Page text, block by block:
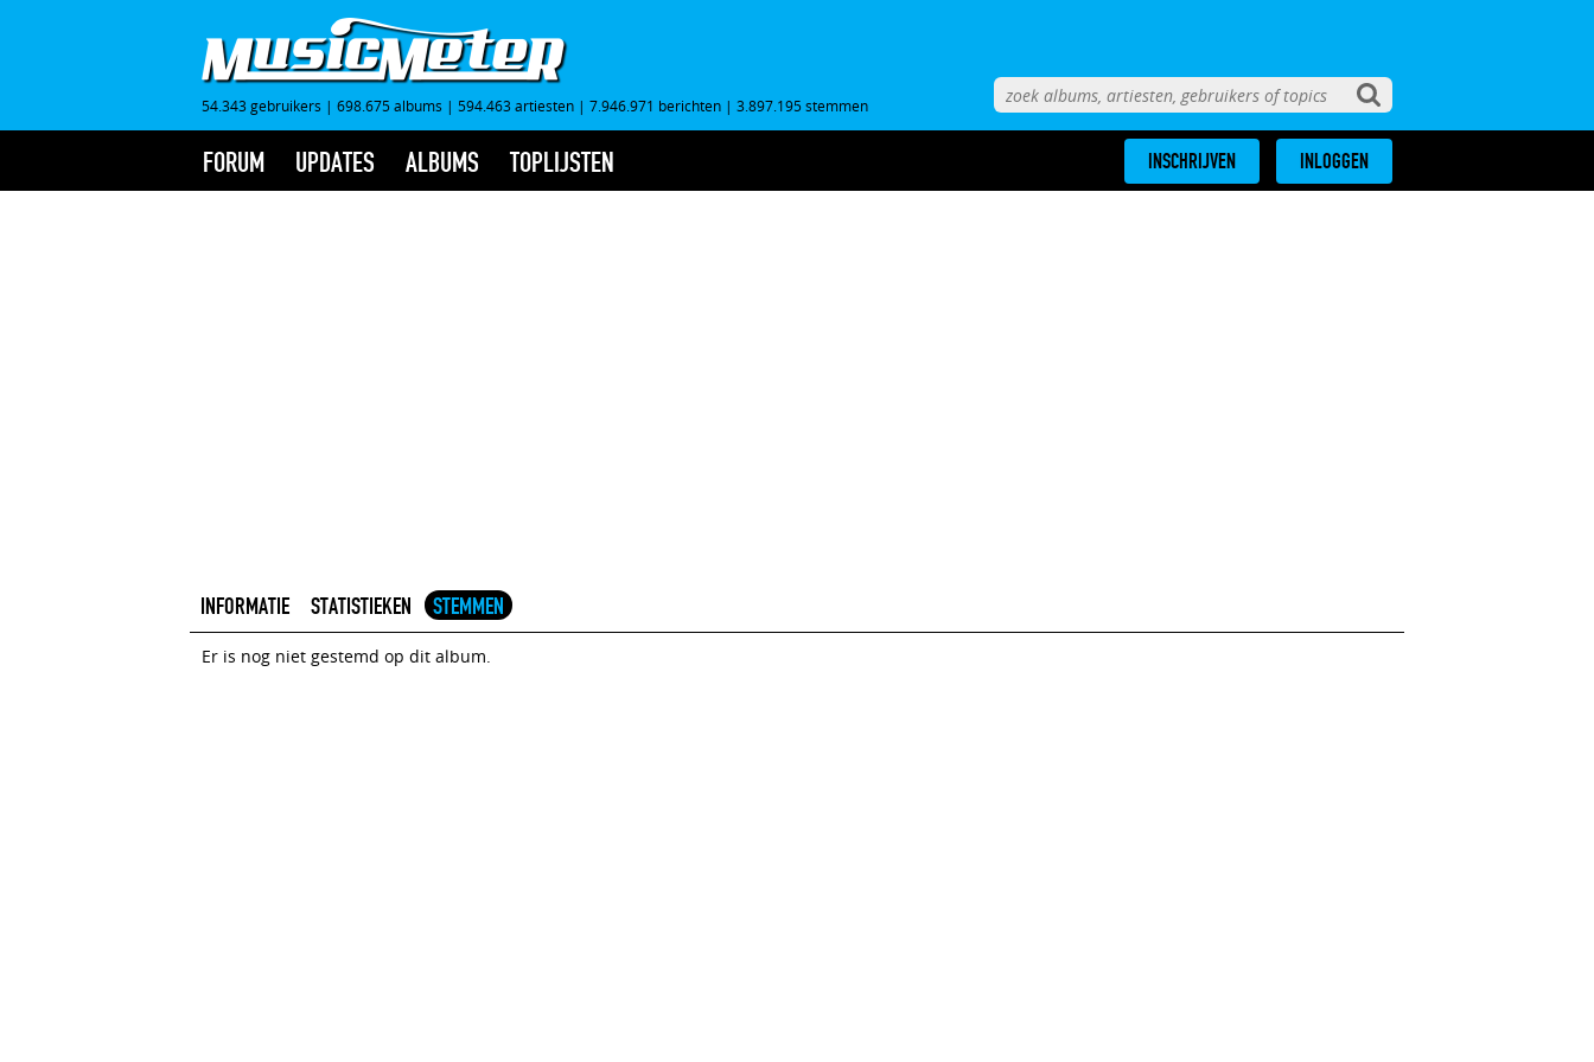
54.343 gebruikers | 698.675 albums | 594.463 artiesten | 7.946.971 berichten | 3.897.195 stemmen
FORUM UPDATES ALBUMS TOPLIJSTEN INSCHRIJVEN INLOGGEN
INFORMATIE STATISTIEKEN STEMMEN
Er is nog niet gestemd op dit album.